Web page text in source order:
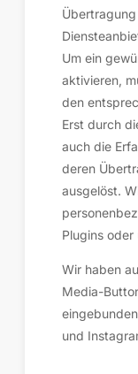
Um ein
aktivieren,
den
Erst durch
auch die
deren
ausgelöst.
Plugins
Wir haben
Media-
und